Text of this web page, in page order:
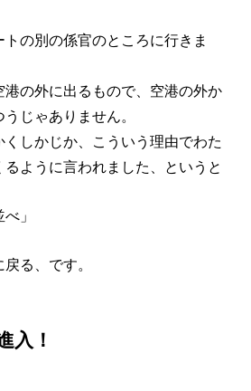
の別の係官のところに行きま
港の外に出るもので、空港の外か
じゃありません。
しかじか、こういう理由でわた
るように言われました、というと
」
る、です。
入！